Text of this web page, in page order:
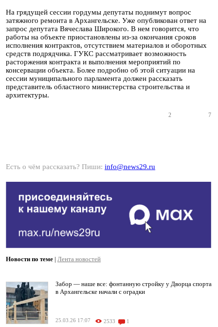
На грядущей сессии гордумы депутаты поднимут вопрос
затяжного ремонта в Архангельске. Уже опубликован ответ на
запрос депутата Вячеслава Широкого. В нем говорится, что
работы на объекте приостановлены из-за окончания сроков
исполнения контрактов, отсутствием материалов и оборотных
средств подрядчика. ГУКС рассматривает возможность
расторжения контракта и выполнения мероприятий по
консервации объекта. Более подробно об этой ситуации на
сессии муниципального парламента должен рассказать
представитель областного министерства строительства и
архитектуры.
2 7
Есть о чём рассказать? Пиши: info@news29.ru
Новости по теме | Лента новостей
Забор — наше все: фонтанную стройку у Дворца спорта
в Архангельске начали с оградки
25.03.26 17:07 2533 1